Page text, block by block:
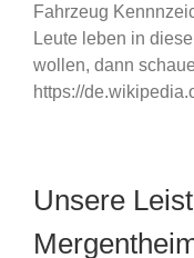
Fahrzeug
Leute leben in
wollen, dann
https://
Unsere